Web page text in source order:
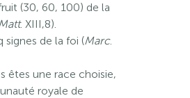
(30, 60, 100) de la
. XIII,8).
signes de la foi (Marc.
êtes une race choisie,
royale de